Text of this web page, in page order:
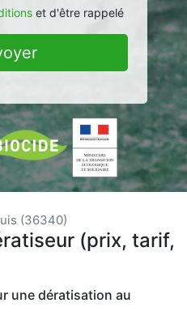
et d'être rappelé
(36340)
(prix, tarif,
une dératisation au